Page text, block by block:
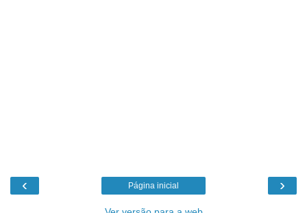
‹ ›
Página inicial